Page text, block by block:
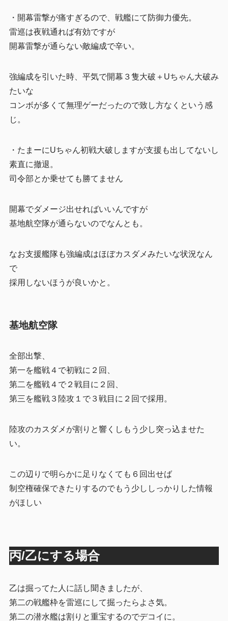
・開幕雷撃が痛すぎるので、戦艦にて防御力優先。
雷巡は夜戦通れば有効ですが
開幕雷撃が通らない敵編成で辛い。
強編成を引いた時、平気で開幕３隻大破＋Uちゃん大破み
たいな
コンボが多くて無理ゲーだったので致し方なくという感
じ。
・たまーにUちゃん初戦大破しますが支援も出してないし
素直に撤退。
司令部とか乗せても勝てません
開幕でダメージ出せればいいんですが
基地航空隊が通らないのでなんとも。
なお支援艦隊も強編成はほぼカスダメみたいな状況なん
で
採用しないほうが良いかと。
基地航空隊
全部出撃、
第一を艦戦４で初戦に２回、
第二を艦戦４で２戦目に２回、
第三を艦戦３陸攻１で３戦目に２回で採用。
陸攻のカスダメが割りと響くしもう少し突っ込ませた
い。
この辺りで明らかに足りなくても６回出せば
制空権確保できたりするのでもう少ししっかりした情報
がほしい
丙/乙にする場合
乙は掘ってた人に話し聞きましたが、
第二の戦艦枠を雷巡にして掘ったらよさ気。
第二の潜水艦は割りと重宝するのでデコイに。